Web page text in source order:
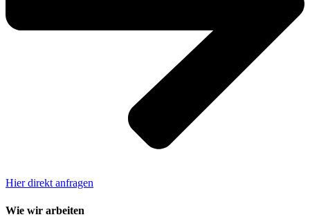
Hier direkt anfragen
Wie wir arbeiten